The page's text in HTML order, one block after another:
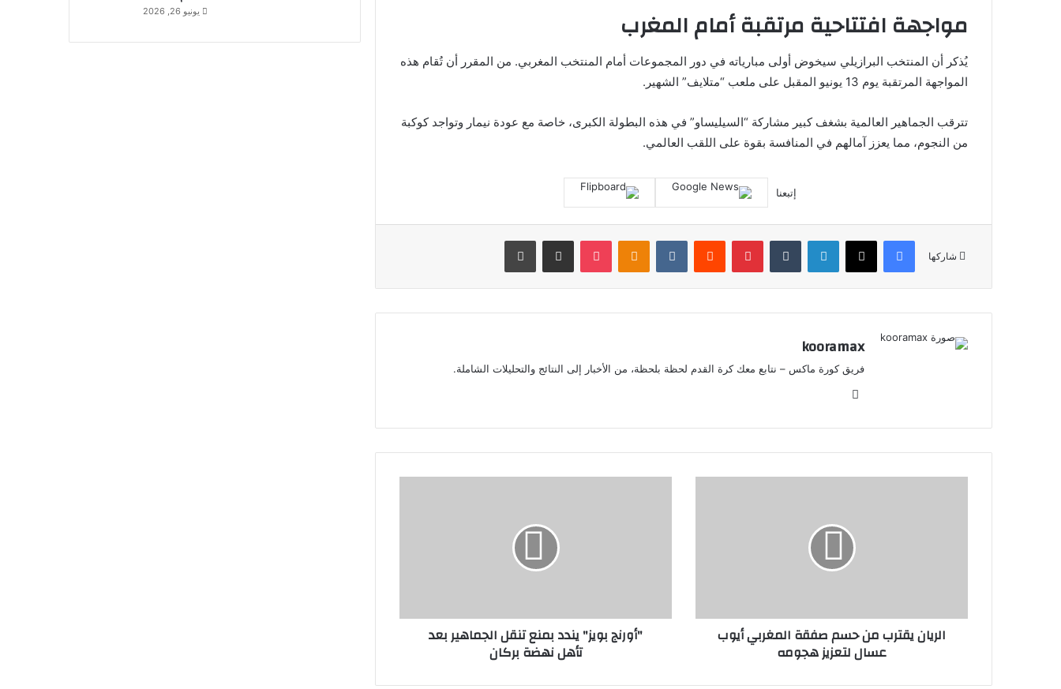
مواجهة افتتاحية مرتقبة أمام المغرب
يُذكر أن المنتخب البرازيلي سيخوض أولى مبارياته في دور المجموعات أمام المنتخب المغربي. من المقرر أن تُقام هذه
المواجهة المرتقبة يوم 13 يونيو المقبل على ملعب “متلايف” الشهير.
تترقب الجماهير العالمية بشغف كبير مشاركة “السيليساو” في هذه البطولة الكبرى، خاصة مع عودة نيمار وتواجد كوكبة
من النجوم، مما يعزز آمالهم في المنافسة بقوة على اللقب العالمي.
إتبعنا
شاركها
فيسبوك لينكدإن بينتيريست بوكيت
kooramax
فريق كورة ماكس – نتابع معك كرة القدم لحظة بلحظة، من الأخبار إلى النتائج والتحليلات الشاملة.
الوي
ب
الريان يقترب من حسم صفقة المغربي أيوب
عسال لتعزيز هجومه
"أورنج بويز" يندد بمنع تنقل الجماهير بعد
تأهل نهضة بركان
يونيو 26, 2026